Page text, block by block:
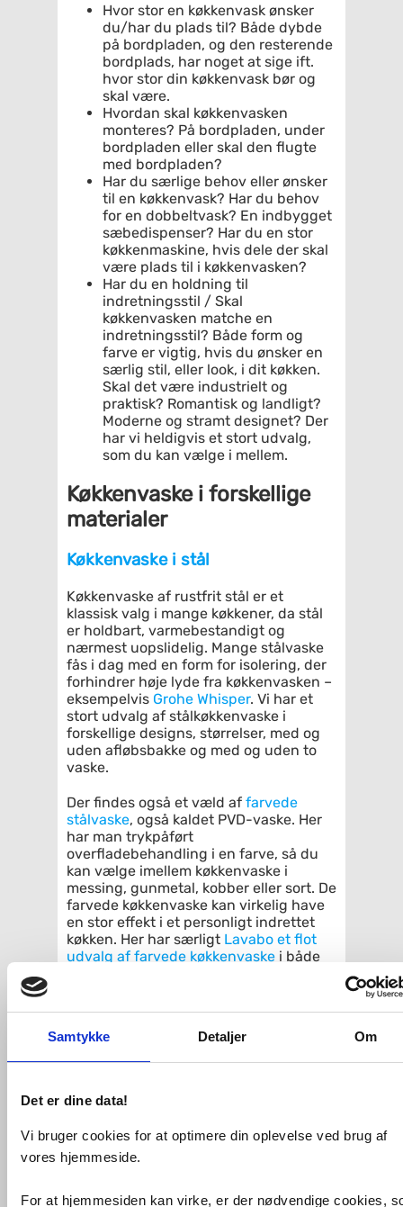
Samtykke Detaljer Om
Det er dine data!
Vi bruger cookies for at optimere din oplevelse ved brug af
vores hjemmeside.
For at hjemmesiden kan virke, er der nødvendige cookies,
Hvor stor en køkkenvask ønsker
du/har du plads til? Både dybde
på bordpladen, og den resterende
bordplads, har noget at sige ift.
hvor stor din køkkenvask bør og
skal være.
Hvordan skal køkkenvasken
monteres? På bordpladen, under
bordpladen eller skal den flugte
med bordpladen?
Har du særlige behov eller ønsker
til en køkkenvask? Har du behov
for en dobbeltvask? En indbygget
sæbedispenser? Har du en stor
køkkenmaskine, hvis dele der skal
være plads til i køkkenvasken?
Har du en holdning til
indretningsstil / Skal
køkkenvasken matche en
indretningsstil? Både form og
farve er vigtig, hvis du ønsker en
særlig stil, eller look, i dit køkken.
Skal det være industrielt og
praktisk? Romantisk og landligt?
Moderne og stramt designet? Der
har vi heldigvis et stort udvalg,
som du kan vælge i mellem.
Køkkenvaske i forskellige
materialer
Køkkenvaske i stål
Køkkenvaske af rustfrit stål er et
klassisk valg i mange køkkener, da stål
er holdbart, varmebestandigt og
nærmest uopslidelig. Mange stålvaske
fås i dag med en form for isolering, der
forhindrer høje lyde fra køkkenvasken –
eksempelvis Grohe Whisper. Vi har et
stort udvalg af stålkøkkenvaske i
forskellige designs, størrelser, med og
uden afløbsbakke og med og uden to
vaske.
Der findes også et væld af farvede
stålvaske, også kaldet PVD-vaske. Her
har man trykpåført
overfladebehandling i en farve, så du
kan vælge imellem køkkenvaske i
messing, gunmetal, kobber eller sort. De
farvede køkkenvaske kan virkelig have
en stor effekt i et personligt indrettet
køkken. Her har særligt Lavabo et flot
udvalg af farvede køkkenvaske i både
Køkkenvaske i porcelæn
Køkkenvasken i porcelæn er endnu et
klassisk valg. En porcelænsvask er
sort, knækket hvid og koksgrå.
ligesom stålvasken, kan tåle meget høje
temperaturer, ikke slides og er
supernem at rengøre.
enkle look passe ind i ethvert køkken,